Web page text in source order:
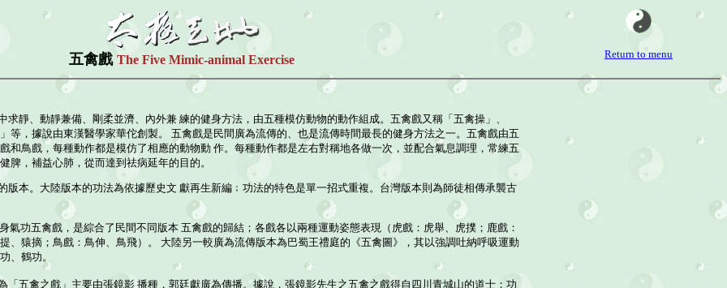
五禽戲 The Five Mimic-animal Exercise Return to menu
靜、動靜兼備、剛柔並濟、內外兼 練的健身方法，由五種模仿動物的動作組成。五禽戲又稱「五禽操」、
等，據說由東漢醫學家華佗創製。 五禽戲是民間廣為流傳的、也是流傳時間最長的健身方法之一。五禽戲由五
和鳥戲，每種動作都是模仿了相應的動物動 作。每種動作都是左右對稱地各做一次，並配合氣息調理，常練五
脾，補益心肺，從而達到祛病延年的目的。
版本。大陸版本的功法為依據歷史文 獻再生新編﹔功法的特色是單一招式重複。台灣版本則為師徒相傳承襲古
氣功五禽戲，是綜合了民間不同版本 五禽戲的歸結；各戲各以兩種運動姿態表現（虎戲：虎舉、虎撲；鹿戲：
、猿摘；鳥戲：鳥伸、鳥飛）。 大陸另一較廣為流傳版本為巴蜀王禮庭的《五禽圖》，其以強調吐納呼吸運動
、鶴功。
「五禽之戲」主要由張鏡影 播種，郭廷獻廣為傳播。據說，張鏡影先生之五禽之戲得自四川青城山的道士；功